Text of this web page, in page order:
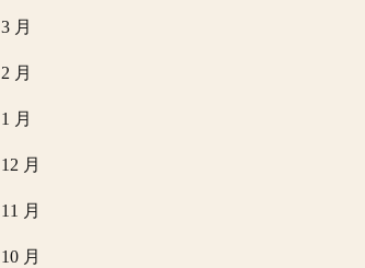
月
月
月
月
月
月